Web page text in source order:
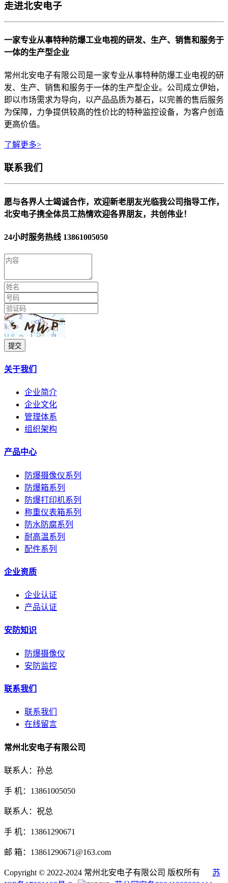
走进北安电子
一家专业从事特种防爆工业电视的研发、生产、销售和服务于
一体的生产型企业
常州北安电子有限公司是一家专业从事特种防爆工业电视的研
发、生产、销售和服务于一体的生产型企业。公司成立伊始，
即以市场需求为导向，以产品品质为基石，以完善的售后服务
为保障，力争提供较高的性价比的特种监控设备，为客户创造
更高价值。
了解更多>
联系我们
愿与各界人士竭诚合作，欢迎新老朋友光临我公司指导工作，
北安电子携全体员工热情欢迎各界朋友，共创伟业！
24小时服务热线 13861005050
提交
关于我们
企业简介
企业文化
管理体系
组织架构
产品中心
防爆摄像仪系列
防爆箱系列
防爆打印机系列
称重仪表箱系列
防水防腐系列
耐高温系列
配件系列
企业资质
企业认证
产品认证
安防知识
防爆摄像仪
安防监控
联系我们
联系我们
在线留言
常州北安电子有限公司
联系人：孙总
手 机：13861005050
联系人：祝总
手 机：13861290671
邮 箱：13861290671@163.com
Copyright © 2022-2024 常州北安电子有限公司 版权所有 苏